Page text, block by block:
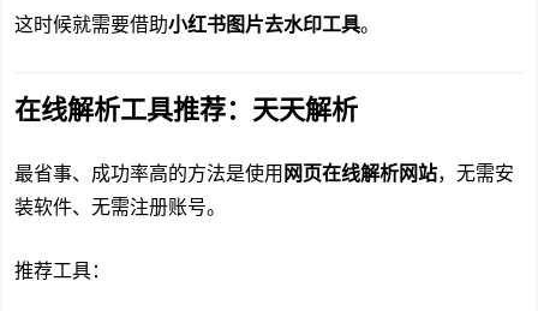
这时候就需要借助小红书图片去水印工具。
在线解析工具推荐：天天解析
最省事、成功率高的方法是使用 网页在线解析网站，无需安
装软件、无需注册账号。
推荐工具：